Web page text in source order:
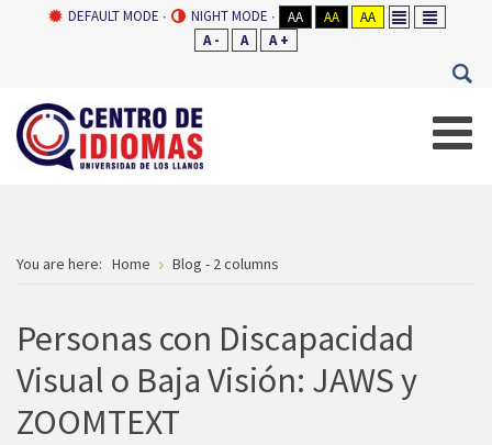
DEFAULT MODE NIGHT MODE AA AA
AA
A -
A A +
You are here: Home Blog - 2 columns
Personas con Discapacidad
Visual o Baja Visión: JAWS y
ZOOMTEXT